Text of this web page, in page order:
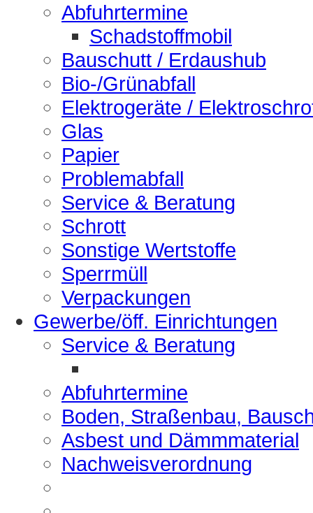
Abfuhrtermine
Schadstoffmobil
Bauschutt / Erdaushub
Bio-/Grünabfall
Elektrogeräte /
Glas
Papier
Problemabfall
Service & Beratung
Schrott
Sonstige Wertstoffe
Sperrmüll
Verpackungen
Gewerbe/öff. Einrichtungen
Service & Beratung
Abfuhrtermine
Boden, Straßenbau,
Asbest und Dämmmaterial
Nachweisverordnung